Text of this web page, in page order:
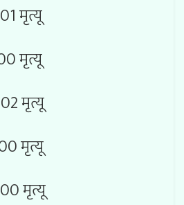
मृत्यू
मृत्यू
मृत्यू
मृत्यू
मृत्यू